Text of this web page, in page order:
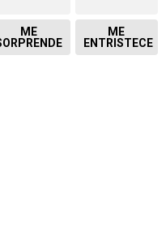
ME
ME
ENTRISTECE